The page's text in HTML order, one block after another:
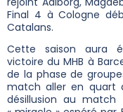
Final 4 à Cologne
Catalans.
Cette saison aura
victoire du MHB à
de la phase de
match aller en quart
désillusion au match